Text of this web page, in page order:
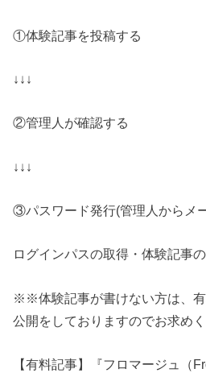
①体験記事を投稿する
↓↓↓
②管理人が確認する
↓↓↓
③パスワード発行(管理人からメ
ログインパスの取得・体験記事
※※体験記事が書けない方は、
公開をしておりますのでお求め
【有料記事】『フロマージュ（